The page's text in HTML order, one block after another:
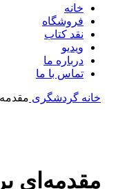
خانه
فروشگاه
نقد کتاب
ویدیو
درباره‌ ما
تماس با ما
خانه گردشگری
مقدمه‌‌ای